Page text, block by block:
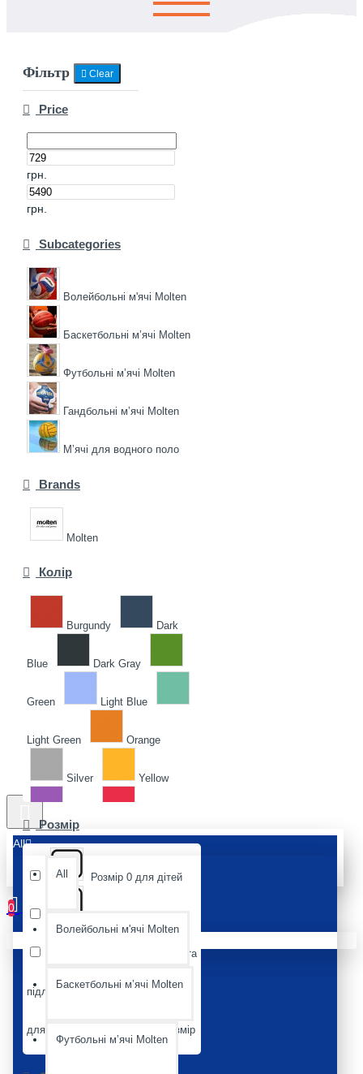
All
All
Волейбольні м'ячі Molten
Баскетбольні мʼячі Molten
Футбольні мʼячі Molten
0
Фільтр Clear
Price
грн.
грн.
Subcategories
Волейбольні м'ячі Molten
Баскетбольні мʼячі Molten
Футбольні мʼячі Molten
Гандбольні мʼячі Molten
Мʼячі для водного поло
Brands
Molten
Колір
Burgundy Dark
Blue Dark Gray
Green Light Blue
Light Green Orange
Silver Yellow
Розмір
Розмір 0 для дітей
Розмір 2 для жінок та
підлітків Розмір 3
для дорослих Розмір